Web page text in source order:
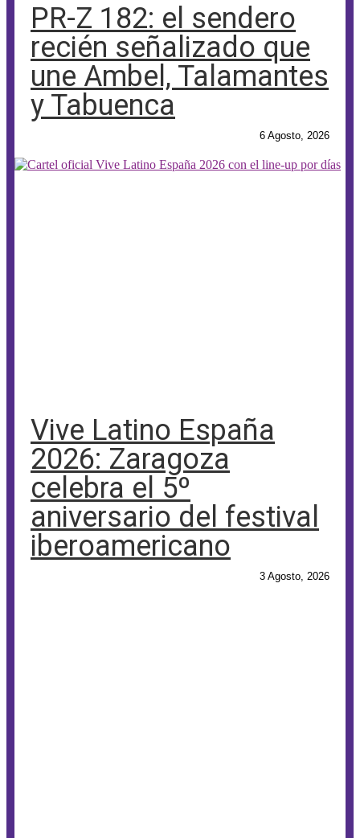
PR-Z 182: el sendero
recién señalizado que
une Ambel, Talamantes
y Tabuenca
6 Agosto, 2026
Vive Latino España
2026: Zaragoza
celebra el 5º
aniversario del festival
iberoamericano
3 Agosto, 2026